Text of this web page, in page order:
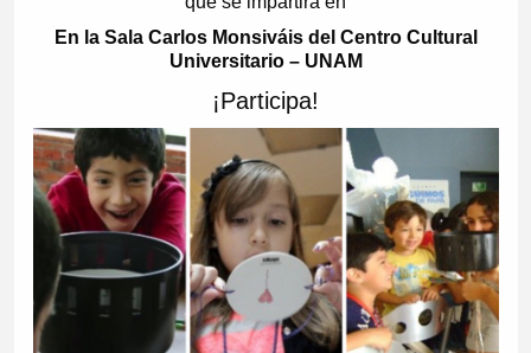
En la Sala Carlos Monsiváis del Centro Cultural
Universitario – UNAM
¡Participa!